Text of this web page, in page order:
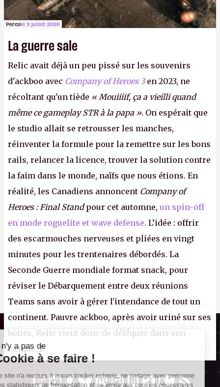
Percole 3 juillet 2026
La guerre sale
Relic avait déjà un peu pissé sur les souvenirs
d'ackboo avec Company of Heroes 3en 2023, ne
récoltant qu'un tiède « Mouiiiif, ça a vieilli quand
même ce gameplay STR à la papa ». On espérait que
le studio allait se retrousser les manches,
réinventer la formule pour la remettre sur les bons
rails, relancer la licence, trouver la solution contre
la faim dans le monde, naïfs que nous étions. En
réalité, les Canadiens annoncent Company of
Heroes : Final Standpour cet automne, un spin-off
en mode roguelite et wave defense. L’idée : offrir
des escarmouches nerveuses et pliées en vingt
minutes pour les trentenaires débordés. La
Seconde Guerre mondiale format snack, pour
réviser le Débarquement entre deux réunions
Teams sans avoir à gérer l'intendance de tout un
continent. Pauvre ackboo, après avoir uriné sur ses
bottes, Relic vient donc de déféquer dans son
casque.P.
Kiosque numérique
Il n'y a pas de
Cookie à se faire !
Ce site n'a recours à aucun tracker
externe, ne partage avec personne ses
aux cookies nécessaires au bon
fonctionnement de votre session. Mais